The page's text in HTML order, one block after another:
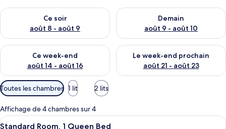
Ce soir
août 8 - août 9
Vérifier la disponibilité pour ce soir août 8 - août 9
Demain
août 9 - août 10
Vérifier la disponibilité pour
Ce week-end
août 14 - août 16
Vérifier la disponibilité pour ce week-end août 14 - août 16
Le week-end prochain
août 21 - août 23
Vérifier la disponibilité pour
Filtres
disponibles
pour
les
Toutes les chambres 1 lit 2 lits
Affichage de 4 chambres sur 4
Afficher
Un lit bien fait, avec du linge de lit
5
Standard Room, 1 Queen Bed